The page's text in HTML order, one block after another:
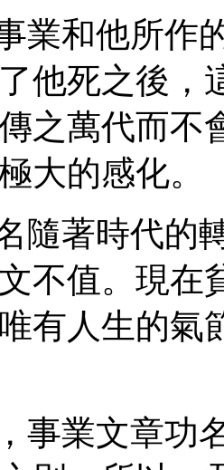
業和他所作
他死之後，
之萬代而不
大的感化。
隨著時代的
不值。現在
有人生的氣
事業文章功